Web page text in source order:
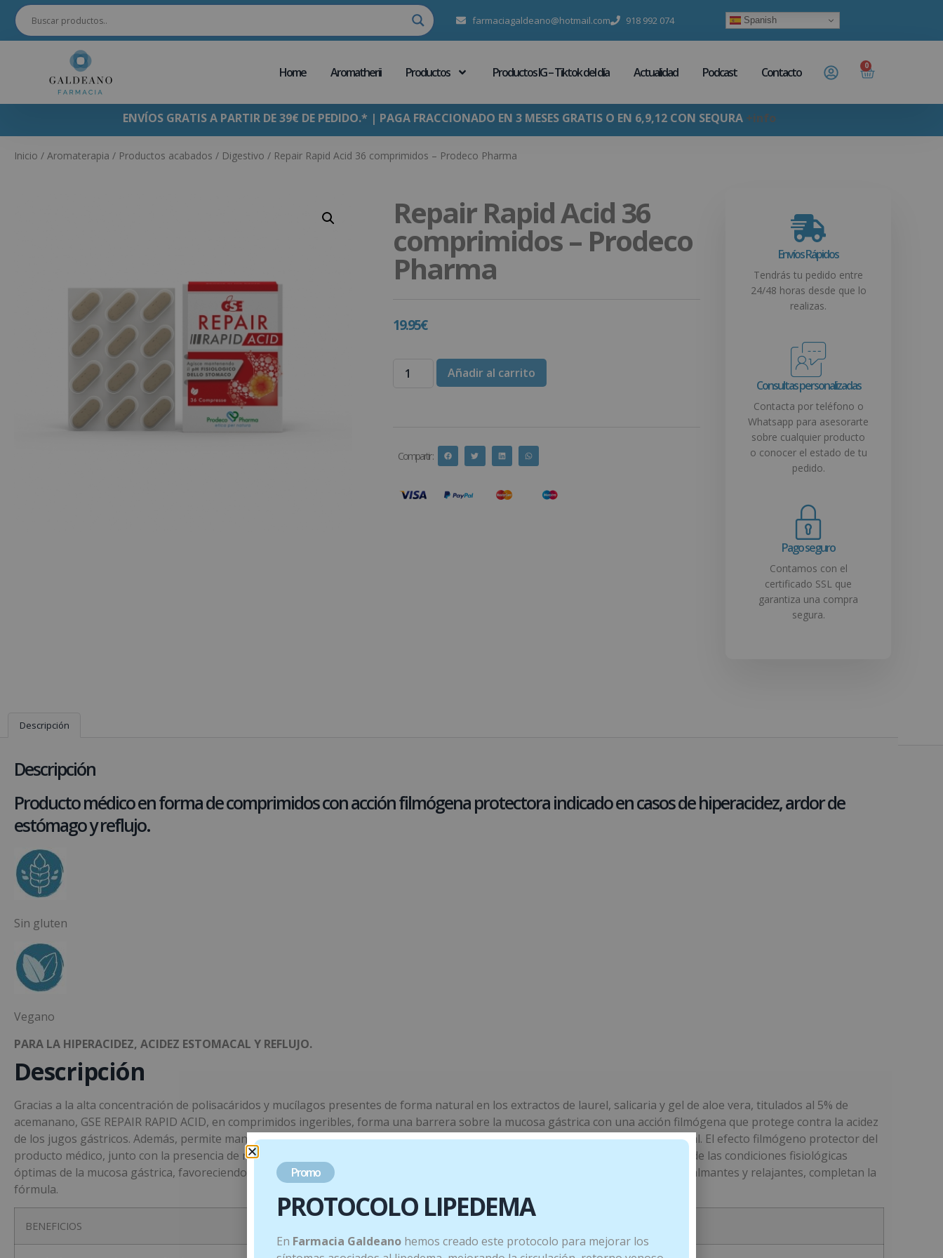
farmaciagaldeano@hotmail.com 918 992 074 Spanish
Home Aromatherii Productos Productos IG – Tiktok del día Actualidad Podcast Contacto 0
ENVÍOS GRATIS A PARTIR DE 39€ DE PEDIDO.* | PAGA FRACCIONADO EN 3 MESES GRATIS O EN 6,9,12 CON SEQURA +info
Inicio / Aromaterapia / Productos acabados / Digestivo / Repair Rapid Acid 36 comprimidos – Prodeco Pharma
Repair Rapid Acid 36
comprimidos – Prodeco
Pharma
19.95€
Añadir al carrito
Compartir :
Envíos Rápidos
Tendrás tu pedido entre
24/48 horas desde que lo
realizas.
Consultas personalizadas
Contacta por teléfono o
Whatsapp para asesorarte
sobre cualquier producto
o conocer el estado de tu
pedido.
Pago seguro
Contamos con el
certificado SSL que
garantiza una compra
segura.
Descripción
Descripción
Producto médico en forma de comprimidos con acción filmógena protectora indicado en casos de hiperacidez, ardor de
estómago y reflujo.
Sin gluten
Vegano
PARA LA HIPERACIDEZ, ACIDEZ ESTOMACAL Y REFLUJO.
Descripción
Gracias a la alta concentración de polisacáridos y mucílagos presentes de forma natural en los extractos de laurel, salicaria y gel de aloe vera, titulados al 5% de
acemanano, GSE REPAIR RAPID ACID, en comprimidos ingeribles, forma una barrera sobre la mucosa gástrica con una acción filmógena que protege contra la acidez
de los jugos gástricos. Además, permite mantener la acidez estomacal en valores fisiológicos, sin afectar la función gástrica normal. El efecto filmógeno protector del
producto médico, junto con la presencia de rutina y extractos de semillas de pomelo y centella asiática, promueve la restauración de las condiciones fisiológicas
óptimas de la mucosa gástrica, favoreciendo sus procesos de reparación. Los extractos de incienso y pasiflora, con propiedades calmantes y relajantes, completan la
fórmula.
BENEFICIOS
Promo
PROTOCOLO LIPEDEMA
En Farmacia Galdeano hemos creado este protocolo para mejorar los